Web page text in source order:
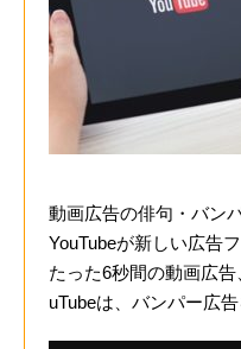
動画広告の俳句・バン
YouTubeが新しい広告
たった6秒間の動画広
uTubeは、バンパー広